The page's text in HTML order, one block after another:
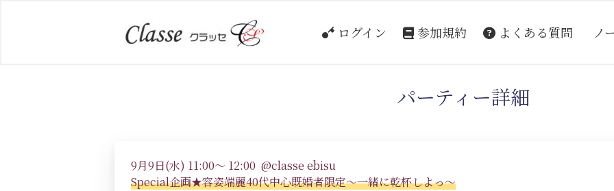
ログイン 参加規約 よくある質問 ノ
パーティー詳細
9月9日(水) 11:00～ 12:00 @classe ebisu
Special企画★容姿端麗40代中心既婚者限定～一緒に乾杯しよっ～